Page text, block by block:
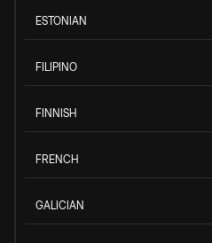
ESTONIAN
FILIPINO
FINNISH
FRENCH
GALICIAN